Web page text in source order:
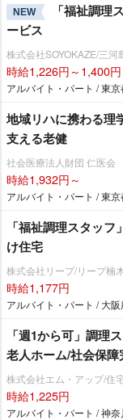
NEW
「福祉調理
ービス
株式会社SOYOKAZE/三河
時給1,226円～1,400円
アルバイト・パート / 東京
地域リハに携わる理
支える老健
社会医療法人財団 仁医会
時給1,932円～
アルバイト・パート / 東京
「福祉調理スタッ
け住宅
株式会社リープ/リープ楠
時給1,177円
アルバイト・パート / 大阪
「週1から可」調理
老人ホーム/社会保障
株式会社エム・アップ/住
時給1,225円
アルバイト・パート / 神奈